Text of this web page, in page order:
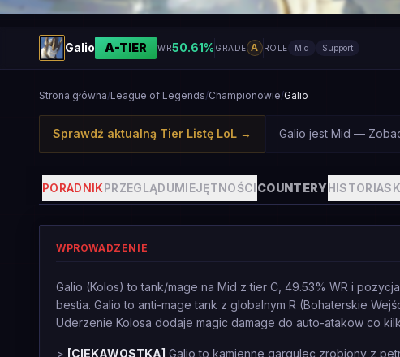
Galio A-TIER WR50.61% GRADE A ROLE Mid Support
Strona główna/League of Legends/Championowie/Galio
Sprawdź aktualną Tier Listę LoL → Galio jest Mid —
PORADNIKPRZEGLĄDUMIEJĘTNOŚCICOUNTERYHISTORIA
WPROWADZENIE
Galio (Kolos) to tank/mage na Mid z tier C, 49.53% WR i
bestia. Galio to anti-mage tank z globalnym R (Bohaterskie
Uderzenie Kolosa dodaje magic damage do auto-atakow co
> [CIEKAWOSTKA] Galio to kamienne gargulec zrobiony z